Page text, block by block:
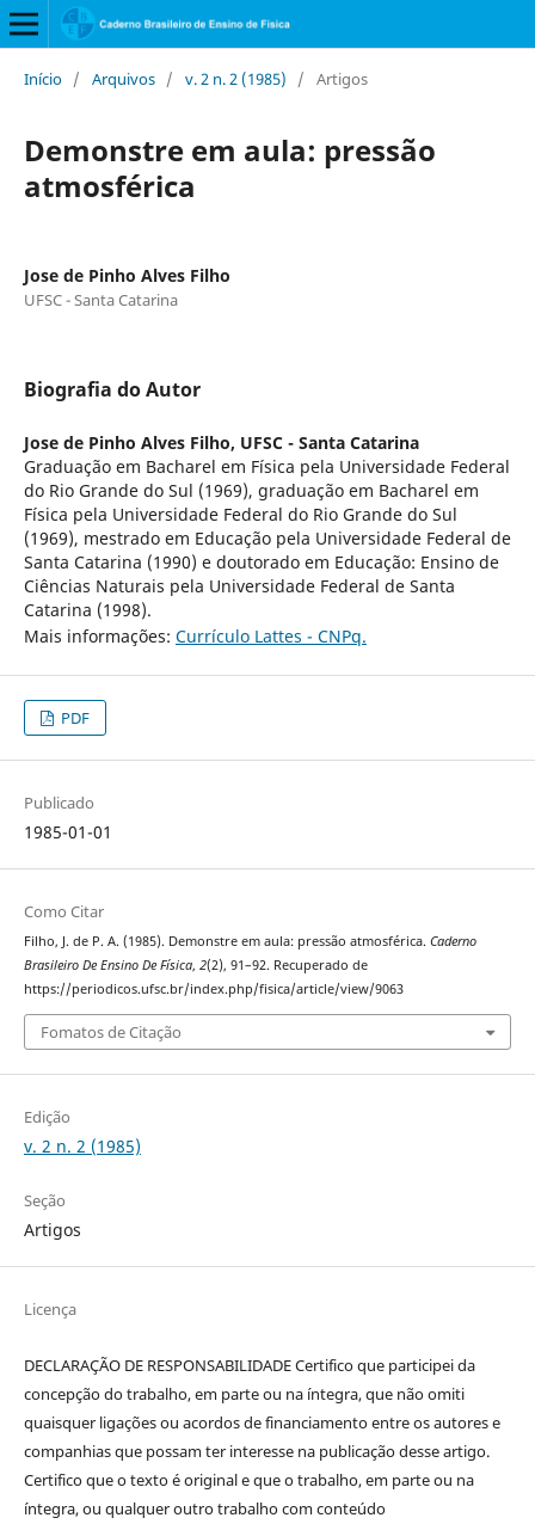
Início / Arquivos / v. 2 n. 2 (1985) / Artigos
Demonstre em aula: pressão
atmosférica
Jose de Pinho Alves Filho
UFSC - Santa Catarina
Biografia do Autor
Jose de Pinho Alves Filho, UFSC - Santa Catarina
Graduação em Bacharel em Física pela Universidade Federal
do Rio Grande do Sul (1969), graduação em Bacharel em
Física pela Universidade Federal do Rio Grande do Sul
(1969), mestrado em Educação pela Universidade Federal de
Santa Catarina (1990) e doutorado em Educação: Ensino de
Ciências Naturais pela Universidade Federal de Santa
Catarina (1998).
Mais informações: Currículo Lattes - CNPq.
PDF
Publicado
1985-01-01
Como Citar
Filho, J. de P. A. (1985). Demonstre em aula: pressão atmosférica. Caderno
Brasileiro De Ensino De Física, 2(2), 91–92. Recuperado de
https://periodicos.ufsc.br/index.php/fisica/article/view/9063
Fomatos de Citação
Edição
v. 2 n. 2 (1985)
Seção
Artigos
Licença
DECLARAÇÃO DE RESPONSABILIDADE Certifico que participei da
concepção do trabalho, em parte ou na íntegra, que não omiti
quaisquer ligações ou acordos de financiamento entre os autores e
companhias que possam ter interesse na publicação desse artigo.
Certifico que o texto é original e que o trabalho, em parte ou na
íntegra, ou qualquer outro trabalho com conteúdo